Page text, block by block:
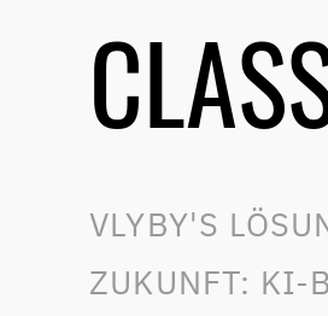
VLYBY'S
ZUKUNFT: KI-